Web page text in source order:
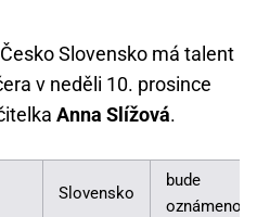
Slovensko má talent
v neděli 10. prosince
Anna Slížová.
Slovensko
bude
oznámeno